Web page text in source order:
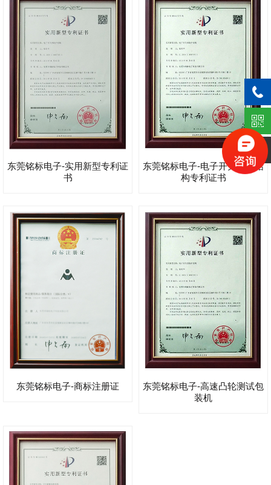
东莞铭标电子-实用新型专利证
书
东莞铭标电子-电子开关防护结
构专利证书
东莞铭标电子-商标注册证
东莞铭标电子-高速凸轮测试包
装机